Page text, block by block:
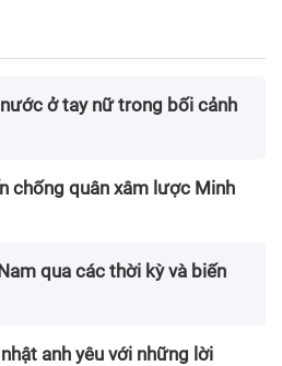
ở tay nữ trong bối cảnh
chống quân xâm lược Minh
qua các thời kỳ và biến
anh yêu với những lời